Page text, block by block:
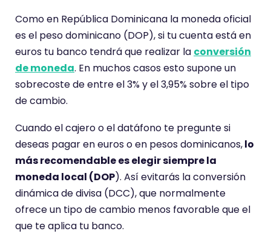
Como en República Dominicana la moneda oficial
es el peso dominicano (DOP), si tu cuenta está en
euros tu banco tendrá que realizar la conversión
de moneda. En muchos casos esto supone un
sobrecoste de entre el 3% y el 3,95% sobre el tipo
de cambio.
Cuando el cajero o el datáfono te pregunte si
deseas pagar en euros o en pesos dominicanos,lo
más recomendable es elegir siempre la
moneda local (DOP). Así evitarás la conversión
dinámica de divisa (DCC), que normalmente
ofrece un tipo de cambio menos favorable que el
que te aplica tu banco.